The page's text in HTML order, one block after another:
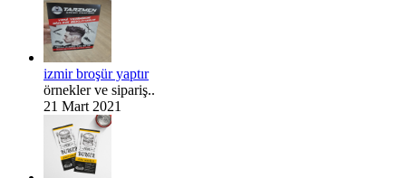
izmir broşür yaptır
örnekler ve sipariş..
21 Mart 2021